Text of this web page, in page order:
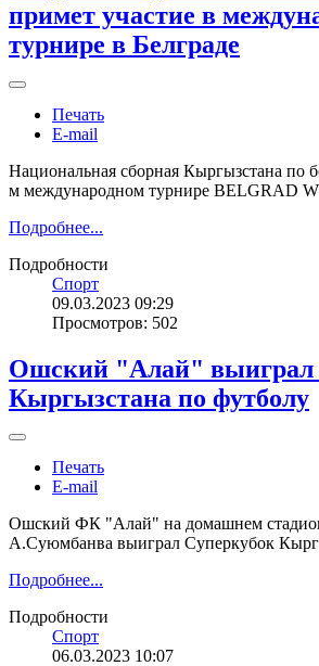
примет участие в
турнире в Белграде
Печать
E-mail
Национальная сборная Кыргызстана по
м международном турнире BELGRAD
Подробнее...
Подробности
Спорт
09.03.2023 09:29
Просмотров: 502
Ошский "Алай" выиграл
Кыргызстана по футболу
Печать
E-mail
Ошский ФК "Алай" на домашнем
А.Суюмбанва выиграл Суперкубок
Подробнее...
Подробности
Спорт
06.03.2023 10:07